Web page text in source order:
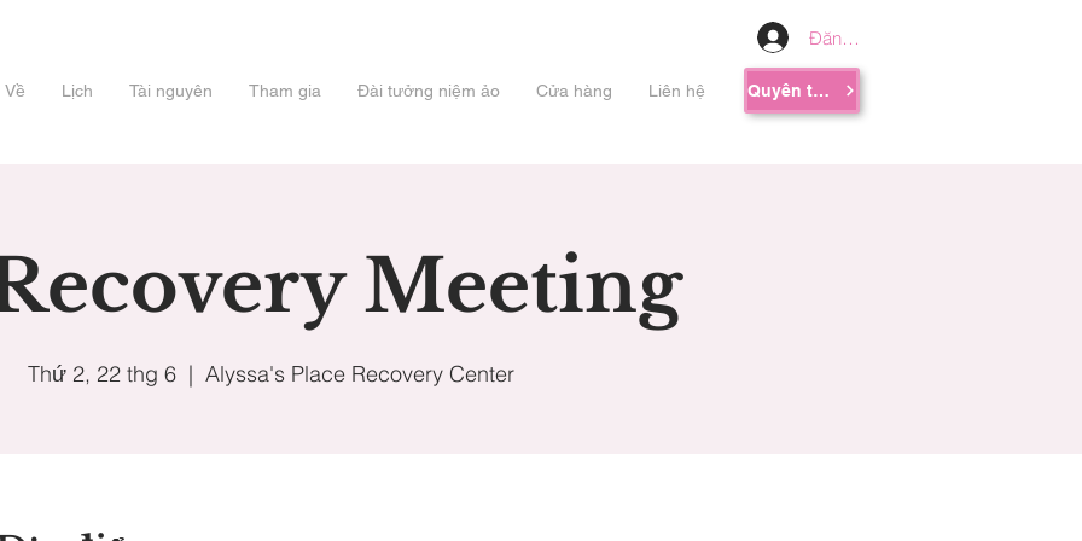
Đăng nhập
Về Lịch Tài nguyên Tham gia Đài tưởng niệm ảo Cửa hàng Liên hệ Quyên tặng
Meeting
Thứ 2, 22 thg 6
  |
Alyssa's Place Recovery Center